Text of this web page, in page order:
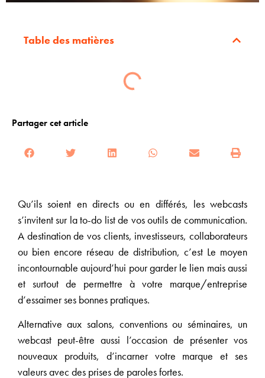
Table des matières
Partager cet article
Qu’ils soient en directs ou en différés, les webcasts
s’invitent sur la to-do list de vos outils de communication.
A destination de vos clients, investisseurs, collaborateurs
ou bien encore réseau de distribution, c’est Le moyen
incontournable aujourd’hui pour garder le lien mais aussi
et surtout de permettre à votre marque/entreprise
d’essaimer ses bonnes pratiques.
Alternative aux salons, conventions ou séminaires, un
webcast peut-être aussi l’occasion de présenter vos
nouveaux produits, d’incarner votre marque et ses
valeurs avec des prises de paroles fortes.